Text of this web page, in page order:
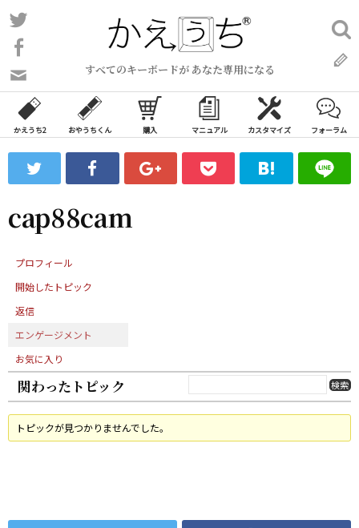
コ
ン
ン
ツ
ス
ッ
すべてのキーボードが あなた専用になる
い
合
わ
フ
ォ
ム
検
索:
かえうち2 おやうちくん 購入 マニュアル カスタマイズ フォーラム
cap88cam
プロフィール
開始したトピック
返信
エンゲージメント
お気に入り
関わったトピック
トピックが見つかりませんでした。